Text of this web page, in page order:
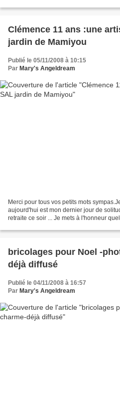
Clémence 11 ans :une
jardin de Mamiyou
Publié le 05/11/2008 à 10:15
Par Mary's Angeldream
Merci pour tous vos petits mots
aujourd'hui est mon dernier jour de
retraite ce soir ... Je mets à l'honneur
bricolages pour Noel -
déjà diffusé
Publié le 04/11/2008 à 16:57
Par Mary's Angeldream